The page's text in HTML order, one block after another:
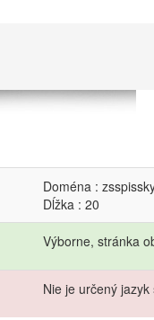
Doména :
Dĺžka : 20
Výborne, stránka
Nie je určený